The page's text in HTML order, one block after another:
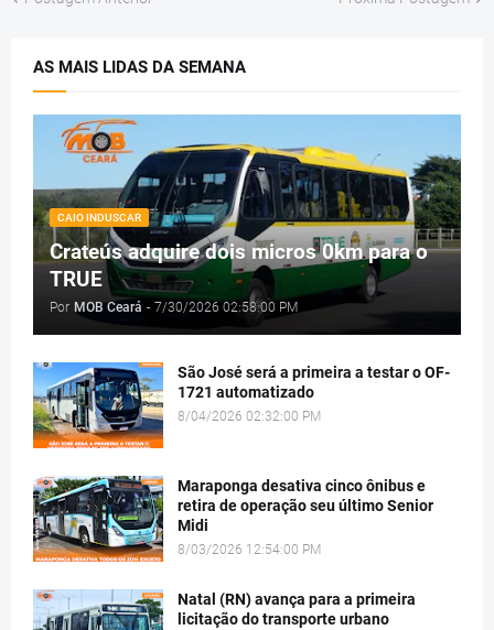
AS MAIS LIDAS DA SEMANA
CAIO INDUSCAR
Crateús adquire dois micros 0km para o
TRUE
Por MOB Ceará - 7/30/2026 02:58:00 PM
São José será a primeira a testar o OF-
1721 automatizado
8/04/2026 02:32:00 PM
Maraponga desativa cinco ônibus e
retira de operação seu último Senior
Midi
8/03/2026 12:54:00 PM
Natal (RN) avança para a primeira
licitação do transporte urbano